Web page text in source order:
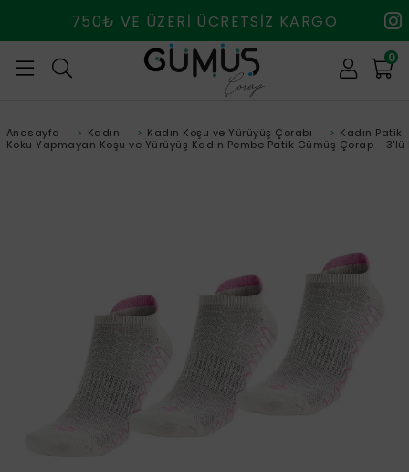
750₺ VE ÜZERİ ÜCRETSİZ KARGO
0
Anasayfa > Kadın > Kadın Koşu ve Yürüyüş Çorabı > Kadın Patik
Koku Yapmayan Koşu ve Yürüyüş Kadın Pembe Patik Gümüş Çorap - 3'lü